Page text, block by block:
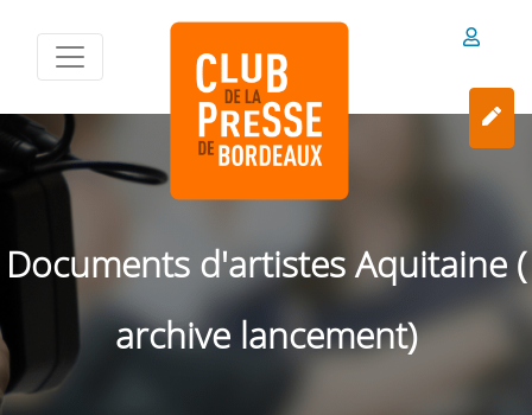
Documents d'artistes Aquitaine (
archive lancement)